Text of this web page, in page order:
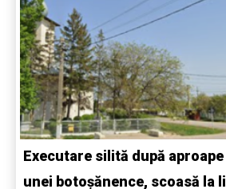
Executare silită după aproape
unei botoșănence, scoasă la